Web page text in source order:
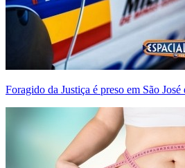
Foragido da Justiça é preso em São José